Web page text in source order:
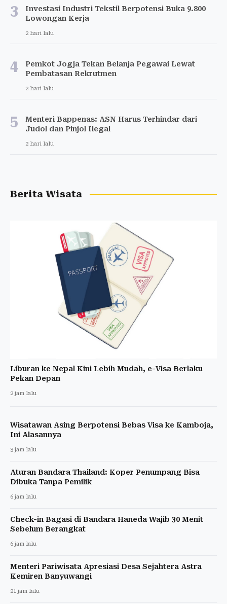
3
Investasi Industri Tekstil Berpotensi Buka 9.800
Lowongan Kerja
2 hari lalu
4
Pemkot Jogja Tekan Belanja Pegawai Lewat
Pembatasan Rekrutmen
2 hari lalu
5
Menteri Bappenas: ASN Harus Terhindar dari
Judol dan Pinjol Ilegal
2 hari lalu
Berita Wisata
Liburan ke Nepal Kini Lebih Mudah, e-Visa Berlaku
Pekan Depan
2 jam lalu
Wisatawan Asing Berpotensi Bebas Visa ke Kamboja,
Ini Alasannya
3 jam lalu
Aturan Bandara Thailand: Koper Penumpang Bisa
Dibuka Tanpa Pemilik
6 jam lalu
Check-in Bagasi di Bandara Haneda Wajib 30 Menit
Sebelum Berangkat
6 jam lalu
Menteri Pariwisata Apresiasi Desa Sejahtera Astra
Kemiren Banyuwangi
21 jam lalu